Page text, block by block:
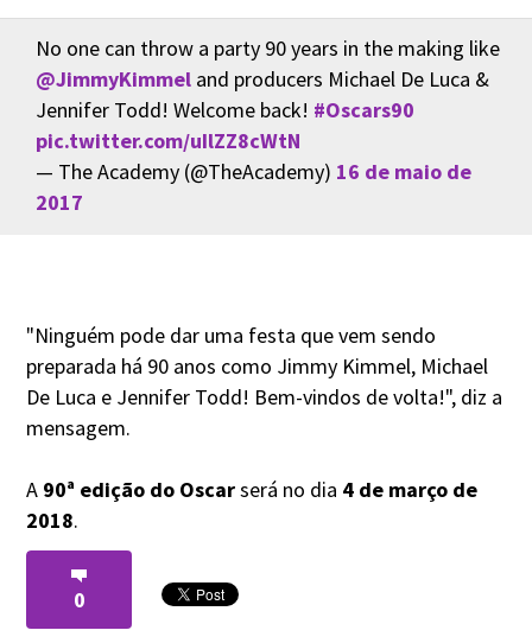
No one can throw a party 90 years in the making like
@JimmyKimmel and producers Michael De Luca &
Jennifer Todd! Welcome back! #Oscars90
pic.twitter.com/uIlZZ8cWtN
— The Academy (@TheAcademy) 16 de maio de
2017
"Ninguém pode dar uma festa que vem sendo
preparada há 90 anos como Jimmy Kimmel, Michael
De Luca e Jennifer Todd! Bem-vindos de volta!", diz a
mensagem.
A 90ª edição do Oscarserá no dia 4 de março de
2018.
0